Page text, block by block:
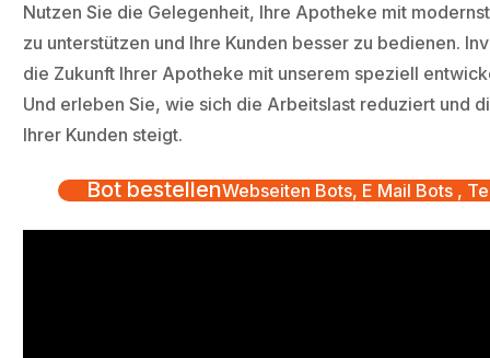
Nutzen Sie die Gelegenheit, Ihre Apotheke mit
zu unterstützen und Ihre Kunden besser zu bedienen.
die Zukunft Ihrer Apotheke mit unserem speziell
Und erleben Sie, wie sich die Arbeitslast reduziert und
Ihrer Kunden steigt.
Bot bestellenWebseiten Bots, E Mail Bots ,